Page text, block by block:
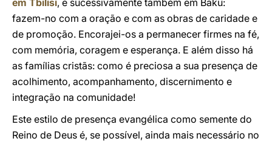
em Tbilisi, e sucessivamente também em Baku:
fazem-no com a oração e com as obras de caridade e
de promoção. Encorajei-os a permanecer firmes na fé,
com memória, coragem e esperança. E além disso há
as famílias cristãs: como é preciosa a sua presença de
acolhimento, acompanhamento, discernimento e
integração na comunidade!
Este estilo de presença evangélica como semente do
Reino de Deus é, se possível, ainda mais necessário no